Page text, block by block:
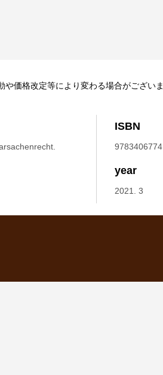
ISBN
year
2021. 3
や価格改定等により変わる場合がござい